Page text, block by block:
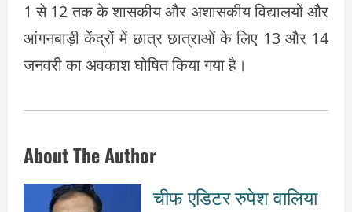
1 से 12 तक के शासकीय और अशासकीय विद्यालयों और
आंगनबाड़ी केंद्रों में छात्र छात्राओं के लिए 13 और 14
जनवरी का अवकाश घोषित किया गया है।
About The Author
चीफ एडिटर रुपेश वालिया